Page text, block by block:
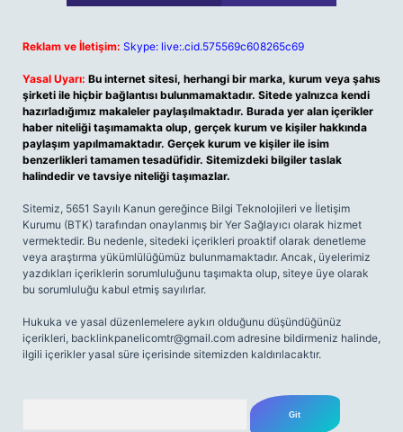
Reklam ve İletişim: Skype: live:.cid.575569c608265c69
Yasal Uyarı: Bu internet sitesi, herhangi bir marka, kurum veya şahıs
şirketi ile hiçbir bağlantısı bulunmamaktadır. Sitede yalnızca kendi
hazırladığımız makaleler paylaşılmaktadır. Burada yer alan içerikler
haber niteliği taşımamakta olup, gerçek kurum ve kişiler hakkında
paylaşım yapılmamaktadır. Gerçek kurum ve kişiler ile isim
benzerlikleri tamamen tesadüfidir. Sitemizdeki bilgiler taslak
halindedir ve tavsiye niteliği taşımazlar.
Sitemiz, 5651 Sayılı Kanun gereğince Bilgi Teknolojileri ve İletişim
Kurumu (BTK) tarafından onaylanmış bir Yer Sağlayıcı olarak hizmet
vermektedir. Bu nedenle, sitedeki içerikleri proaktif olarak denetleme
veya araştırma yükümlülüğümüz bulunmamaktadır. Ancak, üyelerimiz
yazdıkları içeriklerin sorumluluğunu taşımakta olup, siteye üye olarak
bu sorumluluğu kabul etmiş sayılırlar.
Hukuka ve yasal düzenlemelere aykırı olduğunu düşündüğünüz
içerikleri, backlinkpanelicomtr@gmail.com adresine bildirmeniz halinde,
ilgili içerikler yasal süre içerisinde sitemizden kaldırılacaktır.